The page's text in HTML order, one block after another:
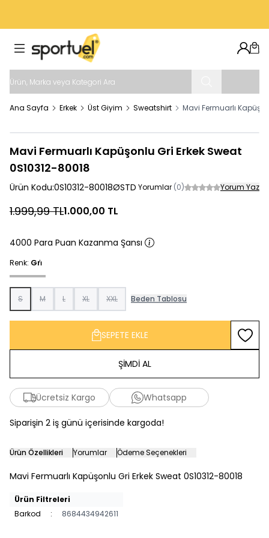
Ana Sayfa Erkek Üst Giyim Sweatshirt Mavi Fermuarlı
Mavi Fermuarlı Kapüşonlu Gri Erkek Sweat
0S10312-80018
Ürün Kodu:0S10312-80018ØSTD Yorumlar (0) Yorum Yaz
1.999,99TL1.000,00 TL
4000 Para Puan Kazanma Şansı
Renk: Gri̇
S M L XL XXL Beden Tablosu
SEPETE EKLE
ŞİMDİ AL
Ücretsiz Kargo Whatsapp
Siparişin 2 iş günü içerisinde kargoda!
Ürün Özellikleri Yorumlar Ödeme Seçenekleri
Mavi Fermuarlı Kapüşonlu Gri Erkek Sweat 0S10312-80018
Ürün Filtreleri
Barkod
: 8684434942611